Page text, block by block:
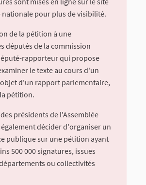
nationale pour plus de visibilité.
de la pétition à une
députés de la commission
rapporteur qui propose
le texte au cours d'un
d'un rapport parlementaire,
pétition.
présidents de l'Assemblée
décider d'organiser un
publique sur une pétition ayant
500 000 signatures, issues
ou collectivités